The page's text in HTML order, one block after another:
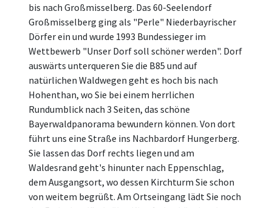
bis nach Großmisselberg. Das 60-Seelendorf
Großmisselberg ging als "Perle" Niederbayrischer
Dörfer ein und wurde 1993 Bundessieger im
Wettbewerb "Unser Dorf soll schöner werden". Dorf
auswärts unterqueren Sie die B85 und auf
natürlichen Waldwegen geht es hoch bis nach
Hohenthan, wo Sie bei einem herrlichen
Rundumblick nach 3 Seiten, das schöne
Bayerwaldpanorama bewundern können. Von dort
führt uns eine Straße ins Nachbardorf Hungerberg.
Sie lassen das Dorf rechts liegen und am
Waldesrand geht's hinunter nach Eppenschlag,
dem Ausgangsort, wo dessen Kirchturm Sie schon
von weitem begrüßt. Am Ortseingang lädt Sie noch